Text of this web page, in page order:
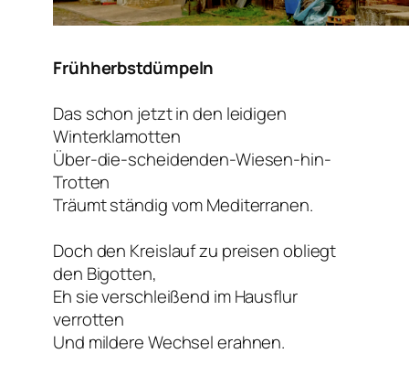
Frühherbstdümpeln
Das schon jetzt in den leidigen
Winterklamotten
Über-die-scheidenden-Wiesen-hin-
Trotten
Träumt ständig vom Mediterranen.
Doch den Kreislauf zu preisen obliegt
den Bigotten,
Eh sie verschleißend im Hausflur
verrotten
Und mildere Wechsel erahnen.